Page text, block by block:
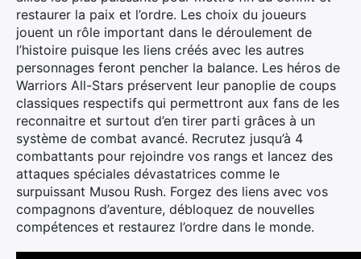
restaurer la paix et l’ordre. Les choix du joueurs
jouent un rôle important dans le déroulement de
l’histoire puisque les liens créés avec les autres
personnages feront pencher la balance. Les héros de
Warriors All-Stars préservent leur panoplie de coups
classiques respectifs qui permettront aux fans de les
reconnaitre et surtout d’en tirer parti grâces à un
système de combat avancé. Recrutez jusqu’à 4
combattants pour rejoindre vos rangs et lancez des
attaques spéciales dévastatrices comme le
surpuissant Musou Rush. Forgez des liens avec vos
compagnons d’aventure, débloquez de nouvelles
compétences et restaurez l’ordre dans le monde.